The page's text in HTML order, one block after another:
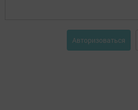
Авторизоваться